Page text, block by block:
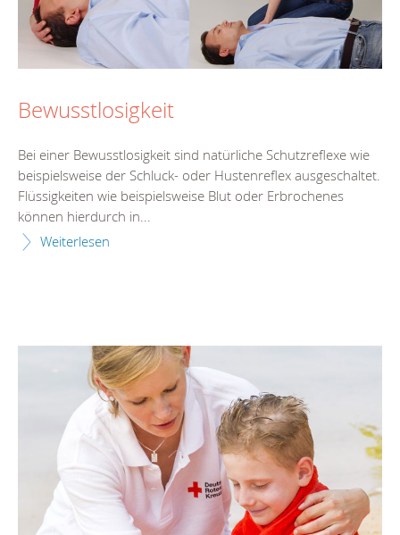
Bewusstlosigkeit
Bei einer Bewusstlosigkeit sind natürliche Schutzreflexe wie
beispielsweise der Schluck- oder Hustenreflex ausgeschaltet.
Flüssigkeiten wie beispielsweise Blut oder Erbrochenes
können hierdurch in...
Weiterlesen